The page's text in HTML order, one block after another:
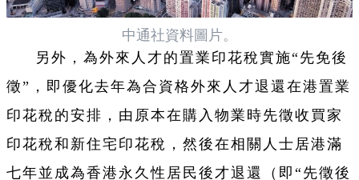
中通社資料圖片。
另外，為外來人才的置業印花稅實施“先免後
徵”，即優化去年為合資格外來人才退還在港置業
印花稅的安排，由原本在購入物業時先徵收買家
印花稅和新住宅印花稅，然後在相關人士居港滿
七年並成為香港永久性居民後才退還（即“先徵後